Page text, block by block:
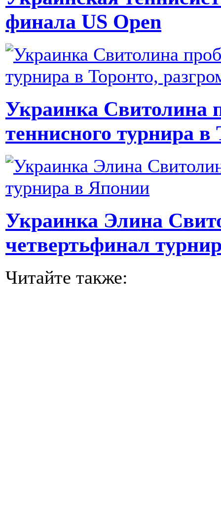
финала US Open
Украинка Свитолина
теннисного турнира
Украинка Элина
четвертьфинал
Читайте также: